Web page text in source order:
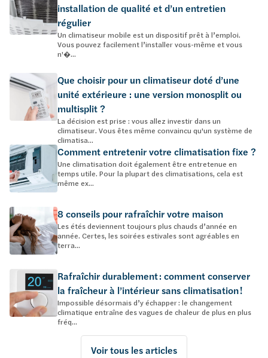
installation de qualité et d’un entretien
régulier
Un climatiseur mobile est un dispositif prêt à l’emploi.
Vous pouvez facilement l’installer vous-même et vous
n'�...
Que choisir pour un climatiseur doté d’une
unité extérieure : une version monosplit ou
multisplit ?
La décision est prise : vous allez investir dans un
climatiseur. Vous êtes même convaincu qu'un système de
climatisa...
Comment entretenir votre climatisation fixe ?
Une climatisation doit également être entretenue en
temps utile. Pour la plupart des climatisations, cela est
même ex...
8 conseils pour rafraîchir votre maison
Les étés deviennent toujours plus chauds d’année en
année. Certes, les soirées estivales sont agréables en
terra...
Rafraîchir durablement : comment conserver
la fraîcheur à l’intérieur sans climatisation !
Impossible désormais d’y échapper : le changement
climatique entraîne des vagues de chaleur de plus en plus
fréq...
Voir tous les articles